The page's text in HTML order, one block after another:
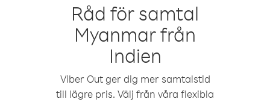
Råd för samtal
Myanmar från
Indien
Viber Out ger dig mer samtalstid
till lägre pris. Välj från våra flexibla